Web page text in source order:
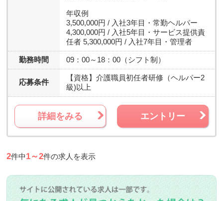
年収例
3,500,000円 / 入社3年目・常勤ヘルパー
4,300,000円 / 入社5年目・サービス提供責
任者 5,300,000円 / 入社7年目・管理者
勤務時間 09：00～18：00（シフト制）
応募条件
【資格】 介護職員初任者研修（ヘルパー2
級)以上
詳細をみる エントリー
2件中1～2件の求人を表示